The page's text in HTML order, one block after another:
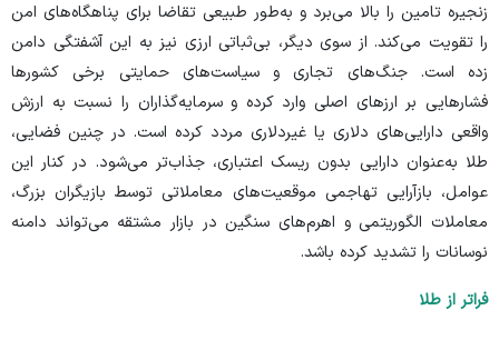
زنجیره تامین را بالا می‌برد و به‌طور طبیعی تقاضا برای پناهگاه‌های امن
را تقویت می‌کند. از سوی دیگر، بی‌ثباتی ارزی نیز به این آشفتگی دامن
زده است. جنگ‌های تجاری و سیاست‌های حمایتی برخی کشور‌ها
فشار‌هایی بر ارز‌های اصلی وارد کرده و سرمایه‌گذاران را نسبت به ارزش
واقعی دارایی‌های دلاری یا غیردلاری مردد کرده است. در چنین فضایی،
طلا به‌عنوان دارایی بدون ریسک اعتباری، جذاب‌تر می‌شود. در کنار این
عوامل، بازآرایی تهاجمی موقعیت‌های معاملاتی توسط بازیگران بزرگ،
معاملات الگوریتمی و اهرم‌های سنگین در بازار مشتقه می‌تواند دامنه
نوسانات را تشدید کرده باشد.
فراتر از طلا